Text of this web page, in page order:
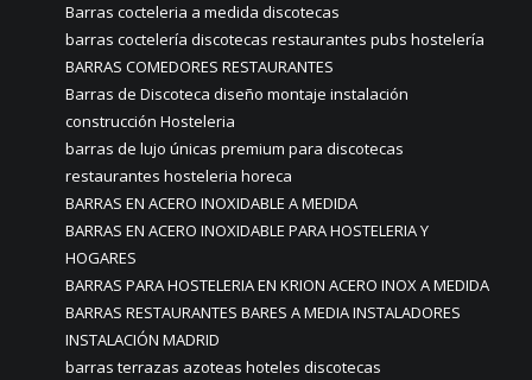
Barras cocteleria a medida discotecas
barras coctelería discotecas restaurantes pubs hostelería
BARRAS COMEDORES RESTAURANTES
Barras de Discoteca diseño montaje instalación
construcción Hosteleria
barras de lujo únicas premium para discotecas
restaurantes hosteleria horeca
BARRAS EN ACERO INOXIDABLE A MEDIDA
BARRAS EN ACERO INOXIDABLE PARA HOSTELERIA Y
HOGARES
BARRAS PARA HOSTELERIA EN KRION ACERO INOX A MEDIDA
BARRAS RESTAURANTES BARES A MEDIA INSTALADORES
INSTALACIÓN MADRID
barras terrazas azoteas hoteles discotecas